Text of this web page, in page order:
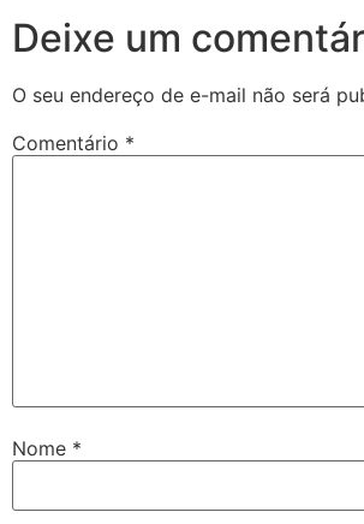
Deixe um
O seu endereço de e-mail não será
Comentário *
Nome *